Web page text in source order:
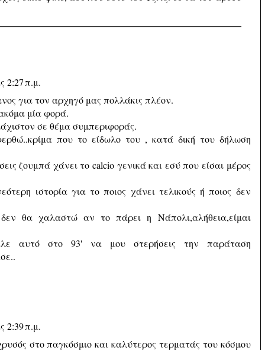
2:27 π.μ.
για τον αρχηγό μας πολλάκις πλέον.
μία φορά.
σε θέμα συμπεριφοράς.
που το είδωλο του , κατά δική του δήλωση
ζουμπά χάνει το calcio γενικά και εσύ που είσαι μέρος
ιστορία για το ποιος χάνει τελικούς ή ποιος δεν
θα χαλαστώ αν το πάρει η Νάπολι,αλήθεια,είμαι
αυτό στο 93' να μου στερήσεις την παράταση
2:39 π.μ.
στο παγκόσμιο και καλύτερος τερματάς του κόσμου